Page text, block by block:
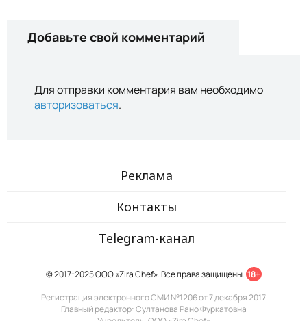
Добавьте свой комментарий
Для отправки комментария вам необходимо
авторизоваться.
Реклама
Контакты
Telegram-канал
© 2017-2025 ООО «Zira Chef». Все права защищены. 18+
Регистрация электронного СМИ №1206 от 7 декабря 2017
Главный редактор: Султанова Рано Фуркатовна